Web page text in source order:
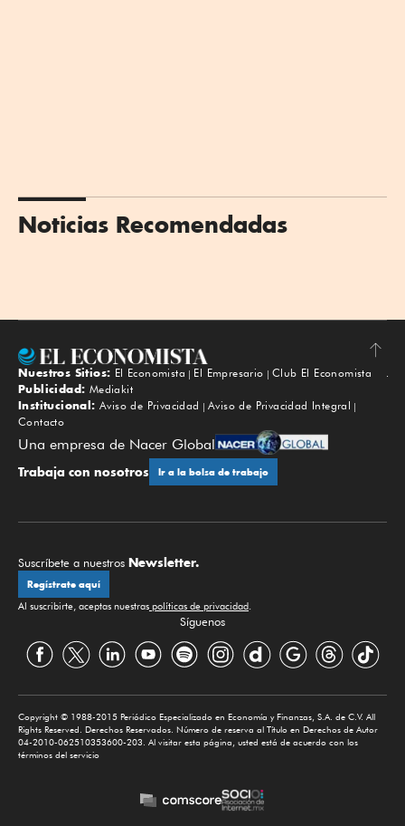
Noticias Recomendadas
Subir
Nuestros Sitios: El Economista El Empresario
Club El Economista
Publicidad: Mediakit
Institucional: Aviso de Privacidad
Aviso de Privacidad Integral
Contacto
Una empresa de Nacer Global
Trabaja con nosotros Ir a la bolsa de trabajo
Suscríbete a nuestros Newsletter.
Regístrate aquí
Al suscribirte, aceptas nuestras políticas de privacidad.
Síguenos
Copyright © 1988-2015 Periódico Especializado en Economía y Finanzas, S.A. de C.V. All
Rights Reserved. Derechos Reservados. Número de reserva al Título en Derechos de Autor
04-2010-062510353600-203. Al visitar esta página, usted está de acuerdo con los
términos del servicio